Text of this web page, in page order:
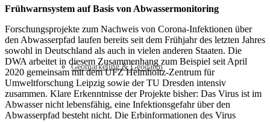
Geomarketing & Geodaten
Frühwarnsystem auf Basis von Abwassermonitoring
Forschungsprojekte zum Nachweis von Corona-Infektionen über
den Abwasserpfad laufen bereits seit dem Frühjahr des letzten Jahres
sowohl in Deutschland als auch in vielen anderen Staaten. Die
DWA arbeitet in diesem Zusammenhang zum Beispiel seit April
2020 gemeinsam mit dem UFZ Helmholtz-Zentrum für
Umweltforschung Leipzig sowie der TU Dresden intensiv
zusammen. Klare Erkenntnisse der Projekte bisher: Das Virus ist im
Abwasser nicht lebensfähig, eine Infektionsgefahr über den
Abwasserpfad besteht nicht. Die Erbinformationen des Virus